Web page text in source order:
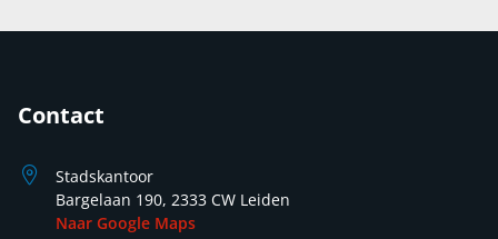
Contact
Stadskantoor
Bargelaan 190, 2333 CW Leiden
Naar Google Maps